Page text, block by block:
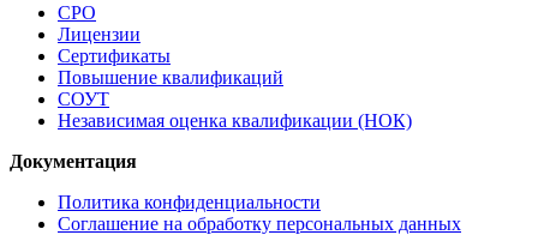
СРО
Лицензии
Сертификаты
Повышение квалификаций
СОУТ
Независимая оценка квалификации (НОК)
Документация
Политика конфиденциальности
Соглашение на обработку персональных данных